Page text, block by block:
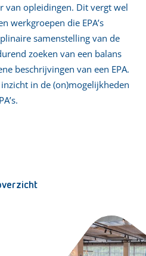
van opleidingen. Dit vergt wel
werkgroepen die EPA’s
samenstelling van de
zoeken van een balans
beschrijvingen van een EPA.
in de (on)mogelijkheden